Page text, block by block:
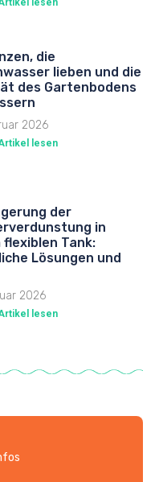
lesen
die
lieben und die
des Gartenbodens
2026
lesen
der
in
flexiblen Tank:
Lösungen und
2026
lesen